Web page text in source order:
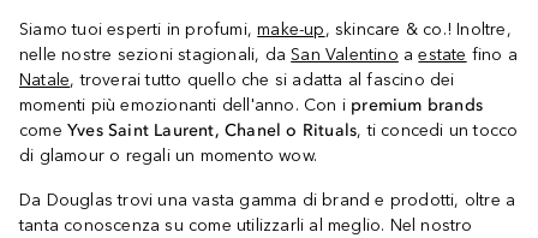
Siamo tuoi esperti in profumi,make-up, skincare & co.! Inoltre,
nelle nostre sezioni stagionali, daSan Valentino aestate fino a
Natale, troverai tutto quello che si adatta al fascino dei
momenti più emozionanti dell'anno. Con i premium brands
come Yves Saint Laurent, Chanel o Rituals, ti concedi un tocco
di glamour o regali un momento wow.
Da Douglas trovi una vasta gamma di brand e prodotti, oltre a
tanta conoscenza su come utilizzarli al meglio. Nel nostro